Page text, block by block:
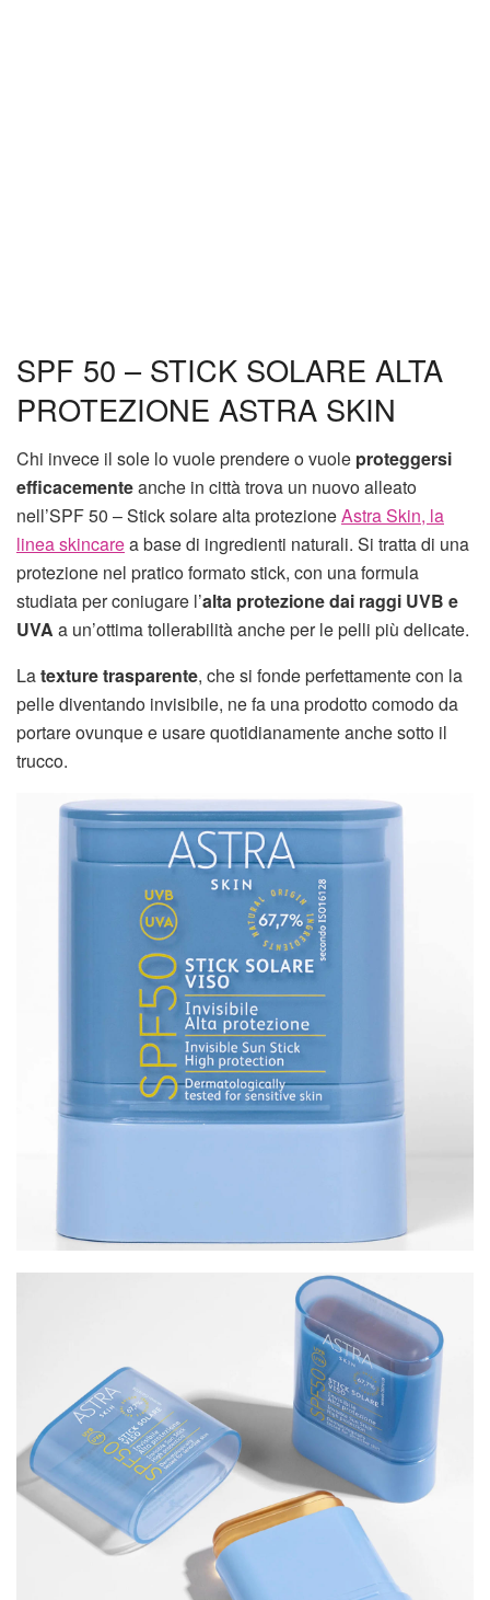
SPF 50 – STICK SOLARE ALTA
PROTEZIONE ASTRA SKIN
Chi invece il sole lo vuole prendere o vuole proteggersi
efficacementeanche in città trova un nuovo alleato
nell’SPF 50 – Stick solare alta protezioneAstra Skin, la
linea skincarea base di ingredienti naturali. Si tratta di una
protezione nel pratico formato stick, con una formula
studiata per coniugare l’alta protezione dai raggi UVB e
UVA a un’ottima tollerabilità anche per le pelli più delicate.
Latexture trasparente, che si fonde perfettamente con la
pelle diventando invisibile, ne fa una prodotto comodo da
portare ovunque e usare quotidianamente anche sotto il
trucco.